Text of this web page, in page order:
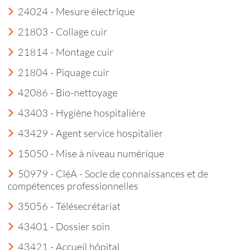
24024 - Mesure électrique
21803 - Collage cuir
21814 - Montage cuir
21804 - Piquage cuir
42086 - Bio-nettoyage
43403 - Hygiène hospitalière
43429 - Agent service hospitalier
15050 - Mise à niveau numérique
50979 - CléA - Socle de connaissances et de
compétences professionnelles
35056 - Télésecrétariat
43401 - Dossier soin
43421 - Accueil hôpital